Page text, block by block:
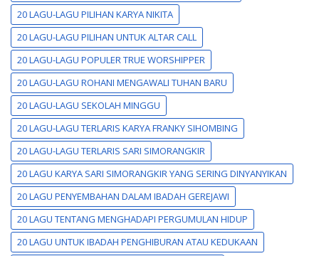
20 LAGU-LAGU PILIHAN KARYA NIKITA
20 LAGU-LAGU PILIHAN UNTUK ALTAR CALL
20 LAGU-LAGU POPULER TRUE WORSHIPPER
20 LAGU-LAGU ROHANI MENGAWALI TUHAN BARU
20 LAGU-LAGU SEKOLAH MINGGU
20 LAGU-LAGU TERLARIS KARYA FRANKY SIHOMBING
20 LAGU-LAGU TERLARIS SARI SIMORANGKIR
20 LAGU KARYA SARI SIMORANGKIR YANG SERING DINYANYIKAN
20 LAGU PENYEMBAHAN DALAM IBADAH GEREJAWI
20 LAGU TENTANG MENGHADAPI PERGUMULAN HIDUP
20 LAGU UNTUK IBADAH PENGHIBURAN ATAU KEDUKAAN